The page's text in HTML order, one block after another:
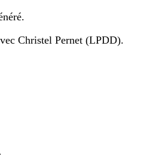
.
Christel Pernet (LPDD).